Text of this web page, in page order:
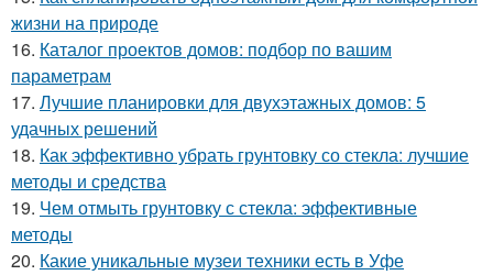
жизни на природе
16. Каталог проектов домов: подбор по вашим
параметрам
17. Лучшие планировки для двухэтажных домов: 5
удачных решений
18. Как эффективно убрать грунтовку со стекла: лучшие
методы и средства
19. Чем отмыть грунтовку с стекла: эффективные
методы
20. Какие уникальные музеи техники есть в Уфе